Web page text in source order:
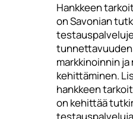
Hankkeen
on Savonian
markkinoinnin
kehittäminen.
hankkeen
on kehittää